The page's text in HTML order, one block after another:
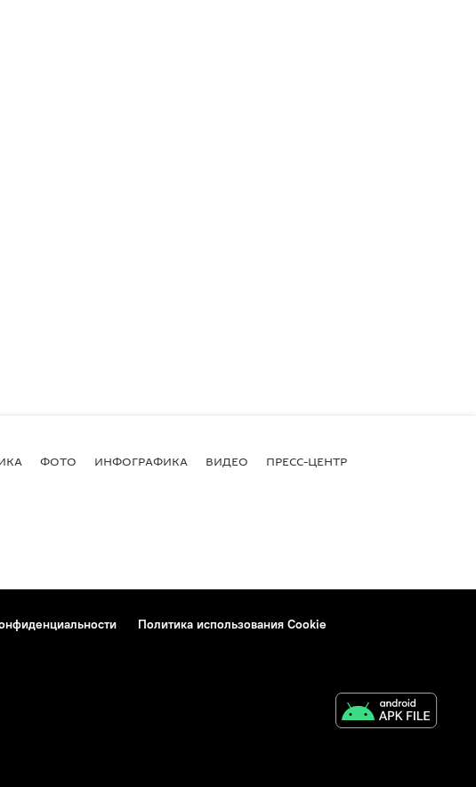
ФОТО ИНФОГРАФИКА ВИДЕО ПРЕСС-ЦЕНТР
Политика использования Cookie